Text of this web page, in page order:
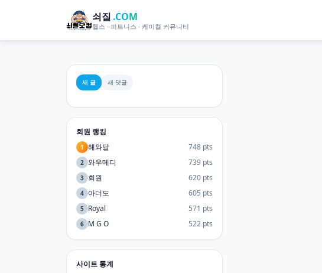
쇠질 .COM
헬스 · 피트니스 · 케미컬 커뮤니티
새 글 새 댓글
회원 랭킹
1 해와달 748 pts
2 와우메디 739 pts
3 회원 620 pts
4 아더도 605 pts
5 Royal 571 pts
6 M G O 522 pts
사이트 통계